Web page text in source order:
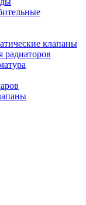
клапаны
радиаторов